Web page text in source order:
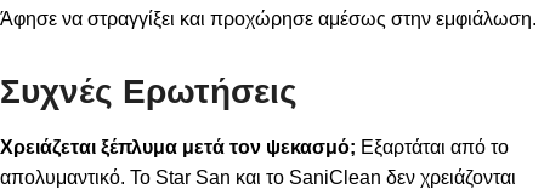
Άφησε να στραγγίξει και προχώρησε αμέσως στην εμφιάλωση.
Συχνές Ερωτήσεις
Χρειάζεται ξέπλυμα μετά τον ψεκασμό; Εξαρτάται από το
απολυμαντικό. Το Star San και το SaniClean δεν χρειάζονται